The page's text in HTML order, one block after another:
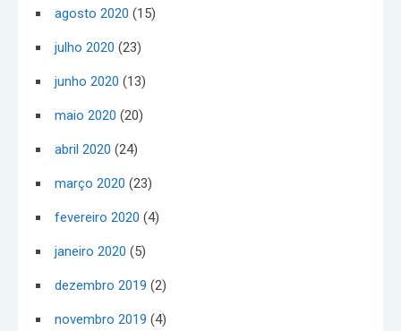
agosto 2020 (15)
julho 2020 (23)
junho 2020 (13)
maio 2020 (20)
abril 2020 (24)
março 2020 (23)
fevereiro 2020 (4)
janeiro 2020 (5)
dezembro 2019 (2)
novembro 2019 (4)